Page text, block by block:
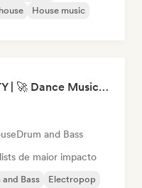
House music
🌆 ROOFTOP PARTY | 🚀 Dance Music Mix 2026 by Prisma Records
Drum and Bass
de maior impacto
and Bass
Electropop